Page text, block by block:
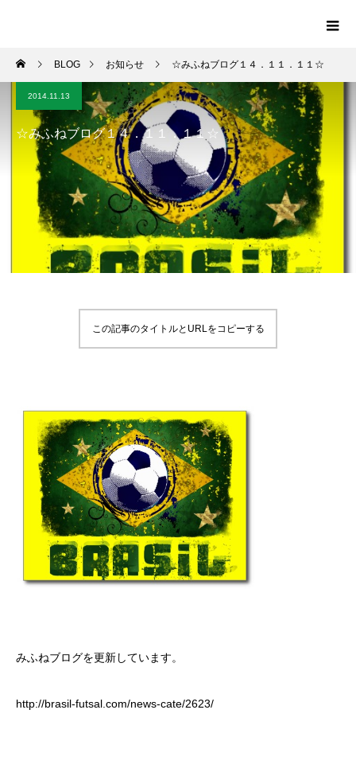
BLOG お知らせ ☆みふねブログ１４．１１．１１☆
2014.11.13
☆みふねブログ１４．１１．１１☆
この記事のタイトルとURLをコピーする
みふねブログを更新しています。
http://brasil-futsal.com/news-cate/2623/